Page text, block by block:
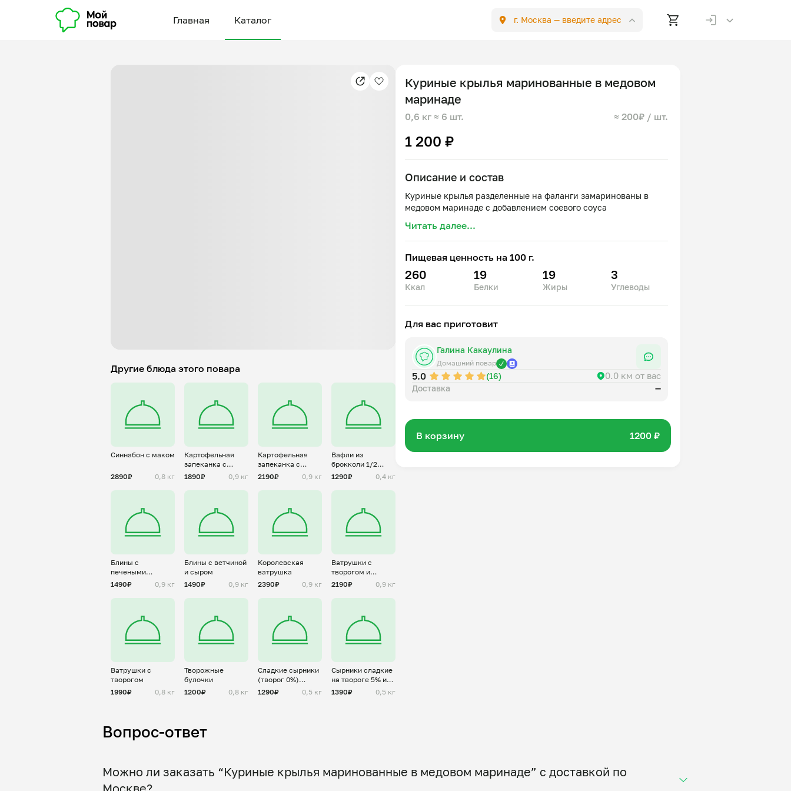
Главная Каталог г. Москва — введите адрес
Другие блюда этого повара
Синнабон с маком
2890₽ 0,8 кг
Картофельная
запеканка с
домашним
1890₽ 0,9 кг
Картофельная
запеканка с
фаршем из
2190₽ 0,9 кг
Вафли из
брокколи 1/2
порции
1290₽ 0,4 кг
Блины с
печеными
яблоками и
1490₽ 0,9 кг
Блины с ветчиной
и сыром
1490₽
0,9 кг
Королевская
ватрушка
2390₽
0,9 кг
Ватрушки с
творогом и
ягодами/
2190₽ 0,9 кг
Ватрушки с
творогом
1990₽
0,8 кг
Творожные
булочки
1200₽
0,8 кг
Сладкие сырники
(творог 0%)
заморозка
1290₽ 0,5 кг
Сырники сладкие
на твороге 5% или
9% жирности
1390₽ 0,5 кг
Куриные крылья маринованные в медовом
маринаде
0,6 кг ≈ 6 шт. ≈ 200₽ / шт.
1 200 ₽
Описание и состав
Куриные крылья разделенные на фаланги замаринованы в
Читать далее...
Пищевая ценность на 100 г.
260
Ккал
19
Белки
19
Жиры
3
Углеводы
Для вас приготовит
Галина Какаулина
Домашний повар
5.0 (16) 0.0 км от вас
Доставка —
В корзину 1200 ₽
Вопрос-ответ
Можно ли заказать “Куриные крылья маринованные в медовом маринаде” с доставкой по
Москве?